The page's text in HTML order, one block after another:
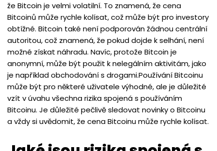
že Bitcoin je velmi volatilní. To znamená, že cena
Bitcoinů může rychle kolísat, což může být pro investory
obtížné. Bitcoin také není podporován žádnou centrální
autoritou, což znamená, že pokud dojde k selhání, není
možné získat náhradu. Navíc, protože Bitcoin je
anonymní, může být použit k nelegálním aktivitám, jako
je například obchodování s drogami.Používání Bitcoinu
může být pro některé uživatele výhodné, ale je důležité
vzít v úvahu všechna rizika spojená s používáním
Bitcoinu. Je důležité pečlivě sledovat novinky o Bitcoinu
a vždy si uvědomit, že cena Bitcoinu může rychle kolísat.